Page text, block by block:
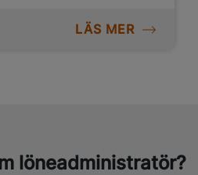
LÄS MER
löneadministratör?